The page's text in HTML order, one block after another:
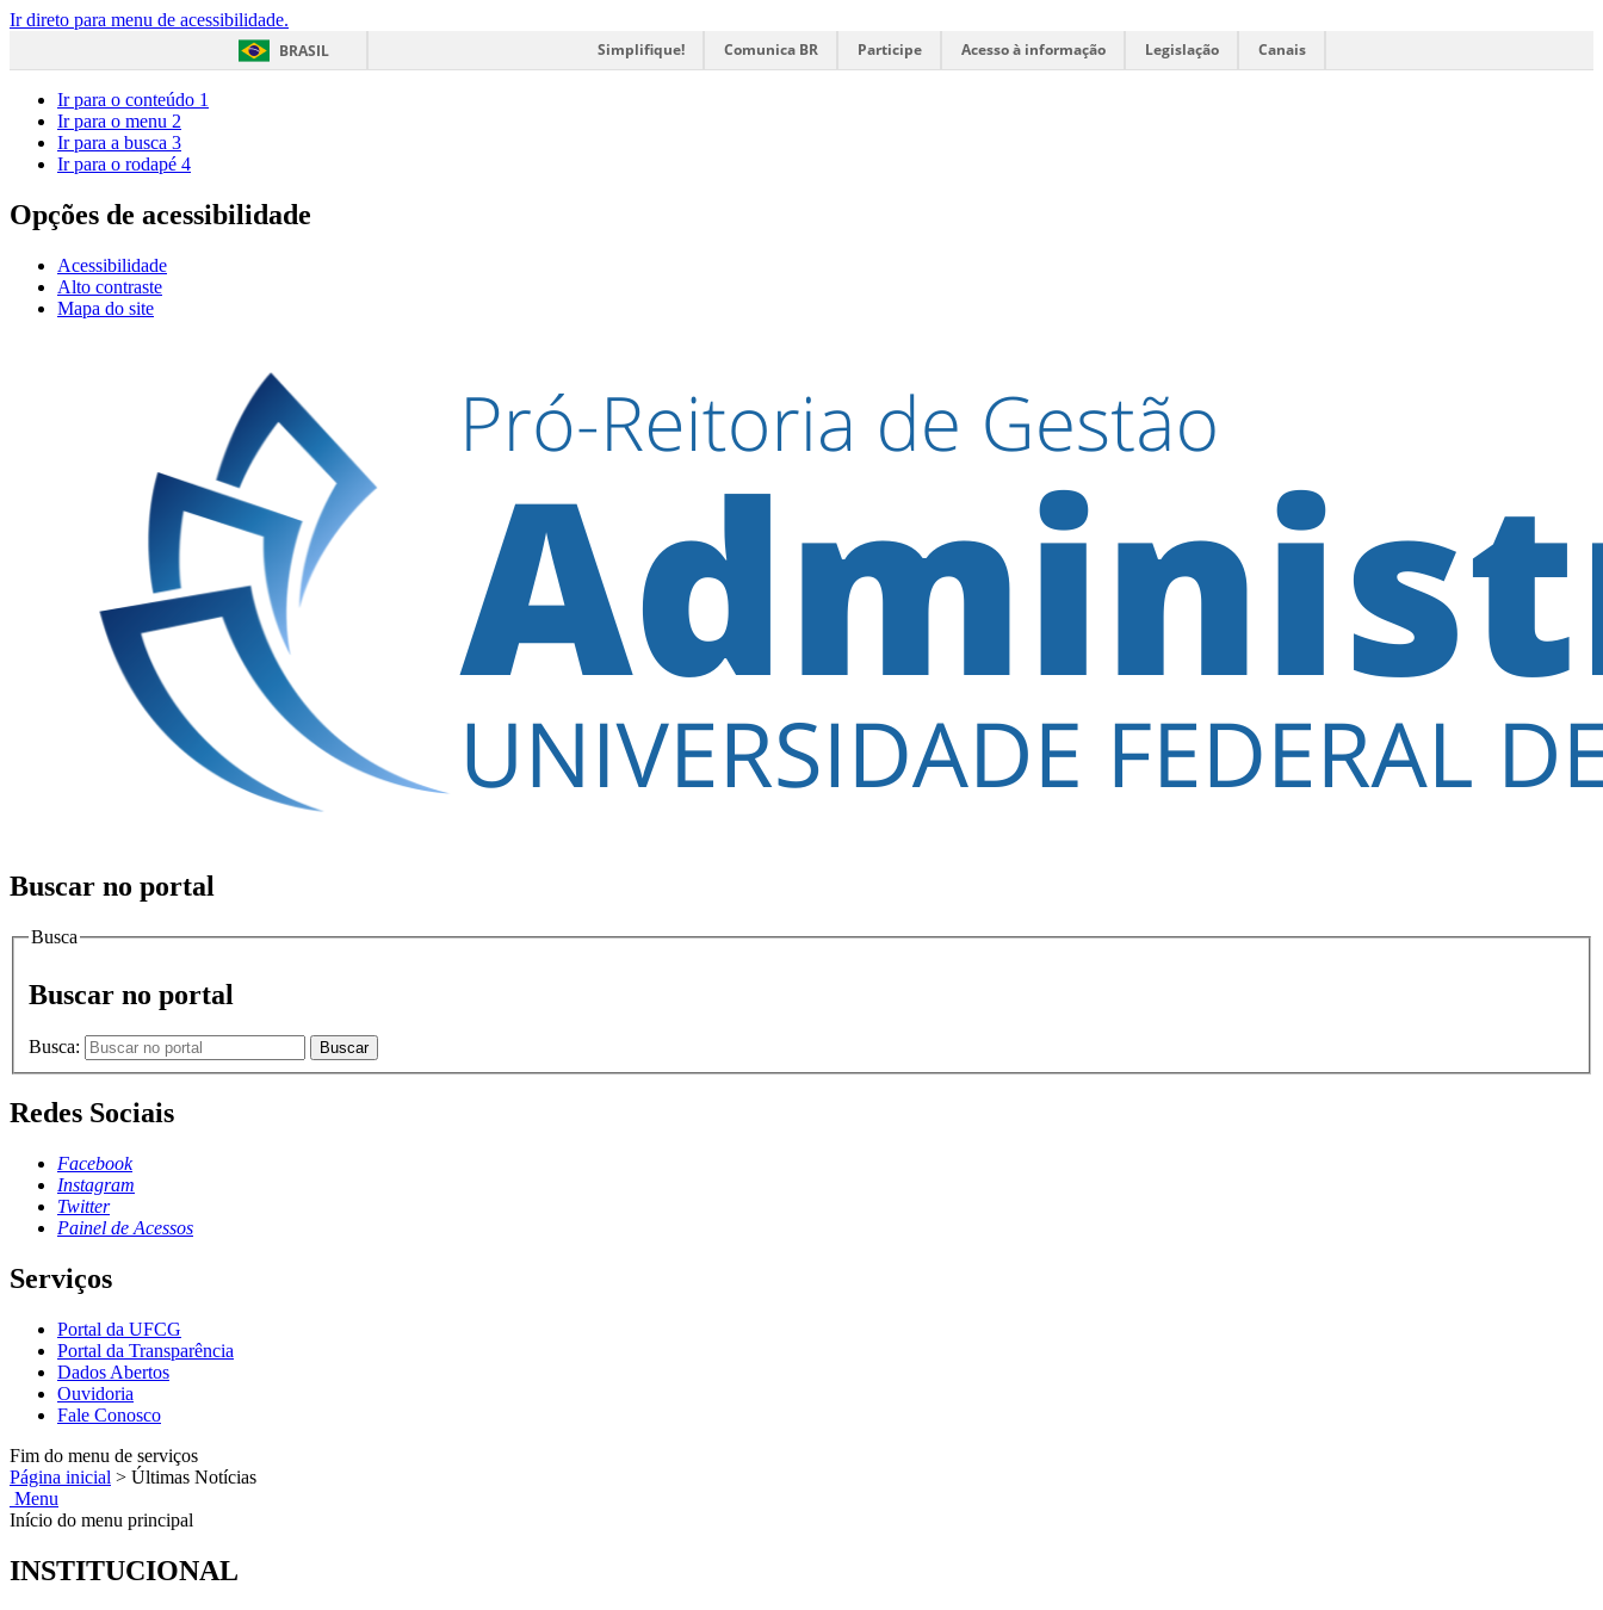
Ir direto para menu de acessibilidade.
BRASIL
Simplifique! Comunica BR Participe Acesso à informação Legislação Canais
Ir para o conteúdo 1
Ir para o menu 2
Ir para a busca 3
Ir para o rodapé 4
Opções de acessibilidade
Acessibilidade
Alto contraste
Mapa do site
Buscar no portal
Busca
Buscar no portal
Busca: Buscar
Redes Sociais
Facebook
Instagram
Twitter
Painel de Acessos
Serviços
Portal da UFCG
Portal da Transparência
Dados Abertos
Ouvidoria
Fale Conosco
Fim do menu de serviços
Página inicial > Últimas Notícias
Menu
Início do menu principal
INSTITUCIONAL